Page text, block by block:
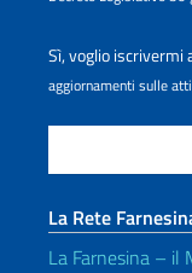
Sì, voglio iscrivermi
aggiornamenti sulle
La Rete
La Farnesina – il